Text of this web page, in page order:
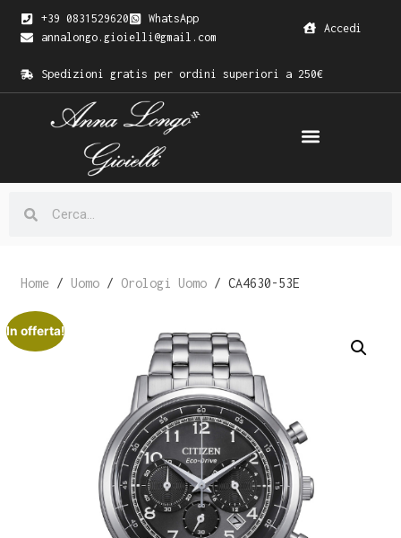
+39 0831529620
WhatsApp
annalongo.gioielli@gmail.com
Accedi
Spedizioni gratis per ordini superiori a 250€
Home / Uomo / Orologi Uomo / CA4630-53E
In offerta!